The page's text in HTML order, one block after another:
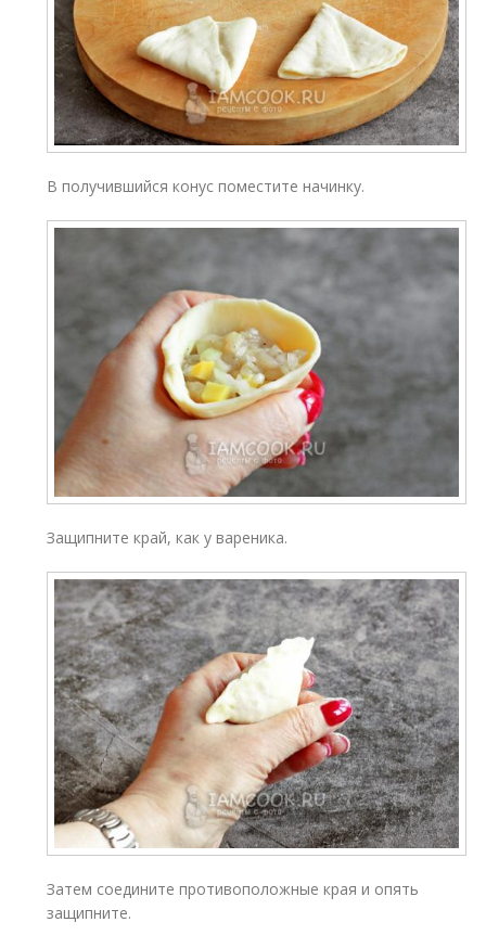
В получившийся конус поместите начинку.
Защипните край, как у вареника.
Затем соедините противоположные края и опять
защипните.